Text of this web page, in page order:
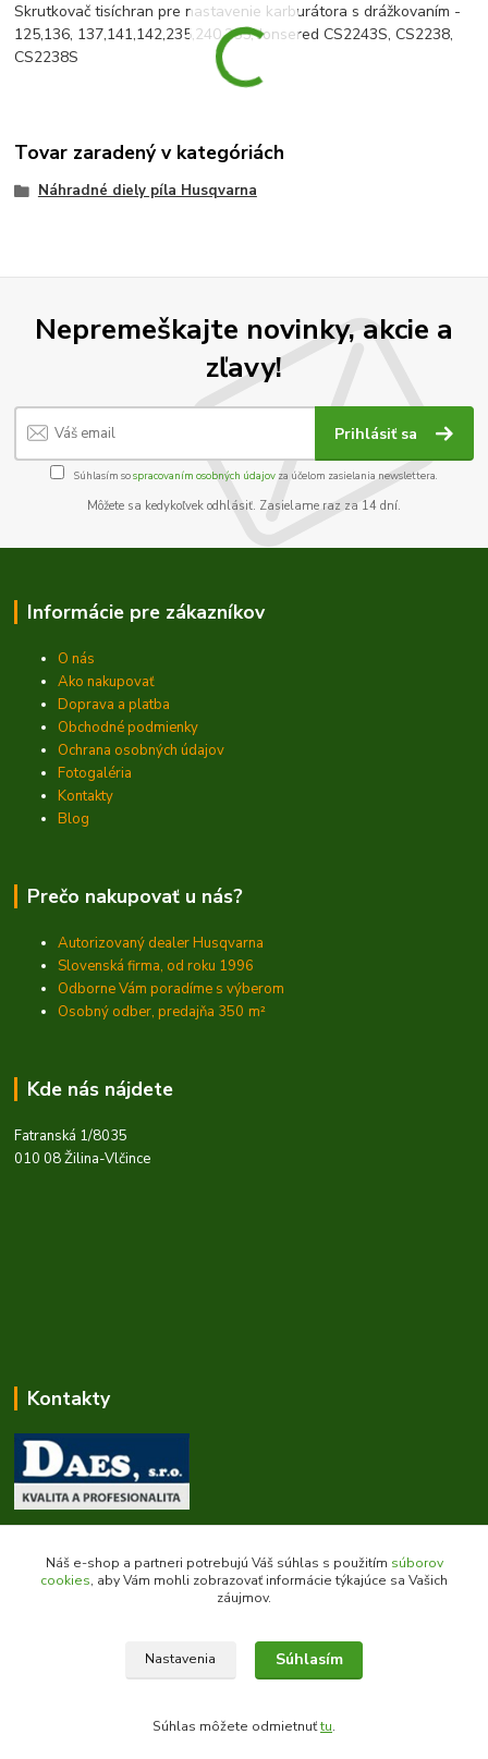
Skrutkovač tisíchran pre nastavenie karburátora s drážkovaním -
125,136, 137,141,142,235,240,255, Jonsered CS2243S, CS2238,
CS2238S
Tovar zaradený v kategóriách
Náhradné diely píla Husqvarna
Nepremeškajte novinky, akcie a
zľavy!
Prihlásiť sa
Súhlasím sospracovaním osobných údajov za účelom zasielania newslettera.
Môžete sa kedykoľvek odhlásiť. Zasielame raz za 14 dní.
Informácie pre zákazníkov
O nás
Ako nakupovať
Doprava a platba
Obchodné podmienky
Ochrana osobných údajov
Fotogaléria
Kontakty
Blog
Prečo nakupovať u nás?
Autorizovaný dealer Husqvarna
Slovenská firma, od roku 1996
Odborne Vám poradíme s výberom
Osobný odber, predajňa 350 m²
Kde nás nájdete
Fatranská 1/8035
010 08 Žilina-Vlčince
Kontakty
+421 903 707 668
(Po-Pia, 8-16 hod.)
Náš e-shop a partneri potrebujú Váš súhlas s použitím súborov
cookies, aby Vám mohli zobrazovať informácie týkajúce sa Vašich
záujmov.
Nastavenia Súhlasím
Súhlas môžete odmietnuťtu.